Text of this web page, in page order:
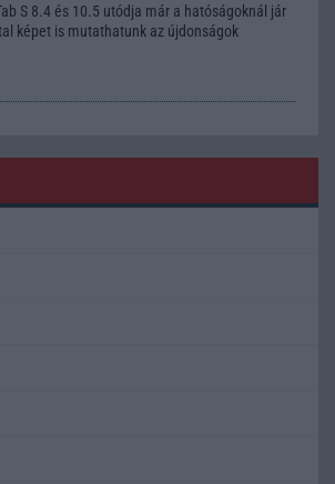
S 8.4 és 10.5 utódja már a hatóságoknál jár
képet is mutathatunk az újdonságok